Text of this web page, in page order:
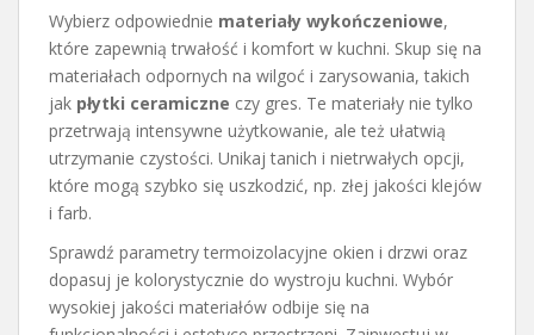
Wybierz odpowiednie materiały wykończeniowe,
które zapewnią trwałość i komfort w kuchni. Skup się na
materiałach odpornych na wilgoć i zarysowania, takich
jak płytki ceramiczne czy gres. Te materiały nie tylko
przetrwają intensywne użytkowanie, ale też ułatwią
utrzymanie czystości. Unikaj tanich i nietrwałych opcji,
które mogą szybko się uszkodzić, np. złej jakości klejów
i farb.
Sprawdź parametry termoizolacyjne okien i drzwi oraz
dopasuj je kolorystycznie do wystroju kuchni. Wybór
wysokiej jakości materiałów odbije się na